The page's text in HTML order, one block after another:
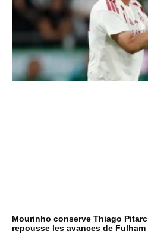
Mourinho conserve Thiago
repousse les avances de Fulham